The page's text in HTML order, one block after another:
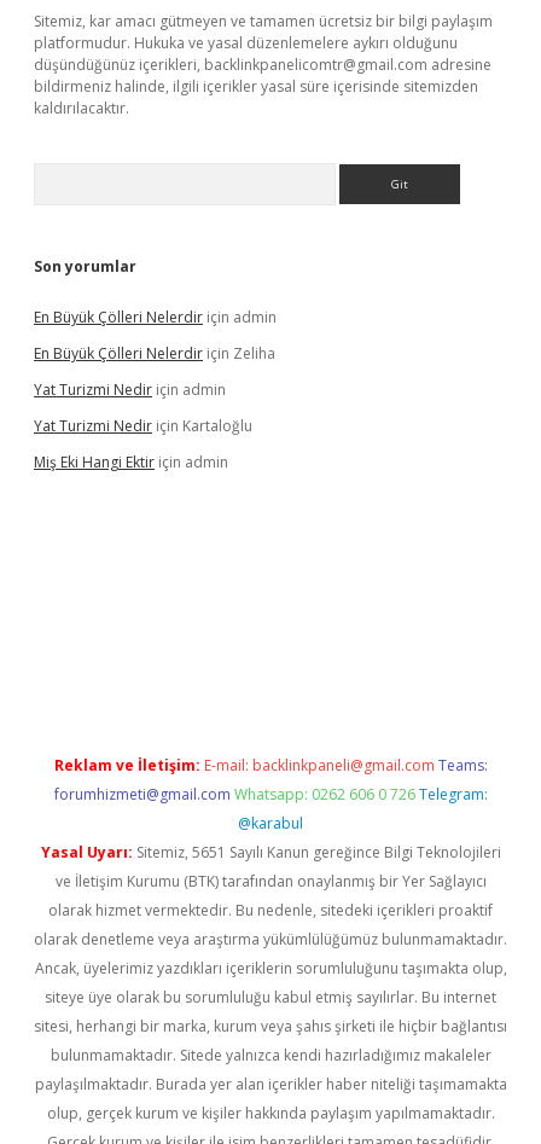
Sitemiz, kar amacı gütmeyen ve tamamen ücretsiz bir bilgi paylaşım
platformudur. Hukuka ve yasal düzenlemelere aykırı olduğunu
düşündüğünüz içerikleri, backlinkpanelicomtr@gmail.com adresine
bildirmeniz halinde, ilgili içerikler yasal süre içerisinde sitemizden
kaldırılacaktır.
Son yorumlar
En Büyük Çölleri Nelerdir için admin
En Büyük Çölleri Nelerdir için Zeliha
Yat Turizmi Nedir için admin
Yat Turizmi Nedir için Kartaloğlu
Miş Eki Hangi Ektir için admin
Reklam ve İletişim: E-mail: backlinkpaneli@gmail.com Teams:
forumhizmeti@gmail.com Whatsapp: 0262 606 0 726 Telegram:
@karabul
Yasal Uyarı: Sitemiz, 5651 Sayılı Kanun gereğince Bilgi Teknolojileri
ve İletişim Kurumu (BTK) tarafından onaylanmış bir Yer Sağlayıcı
olarak hizmet vermektedir. Bu nedenle, sitedeki içerikleri proaktif
olarak denetleme veya araştırma yükümlülüğümüz bulunmamaktadır.
Ancak, üyelerimiz yazdıkları içeriklerin sorumluluğunu taşımakta olup,
siteye üye olarak bu sorumluluğu kabul etmiş sayılırlar. Bu internet
sitesi, herhangi bir marka, kurum veya şahıs şirketi ile hiçbir bağlantısı
bulunmamaktadır. Sitede yalnızca kendi hazırladığımız makaleler
paylaşılmaktadır. Burada yer alan içerikler haber niteliği taşımamakta
olup, gerçek kurum ve kişiler hakkında paylaşım yapılmamaktadır.